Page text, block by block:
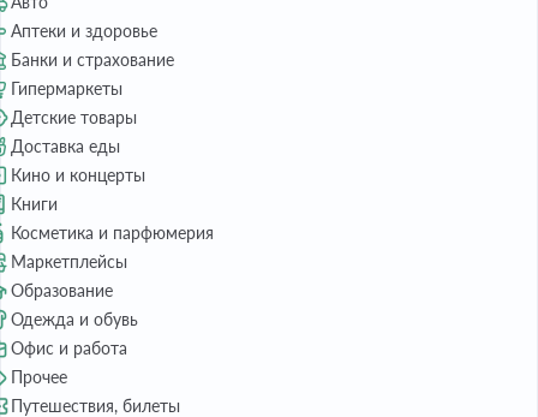
Аптеки и здоровье
Банки и страхование
Гипермаркеты
Детские товары
Доставка еды
Кино и концерты
Книги
Косметика и парфюмерия
Маркетплейсы
Образование
Одежда и обувь
Офис и работа
Прочее
Путешествия, билеты